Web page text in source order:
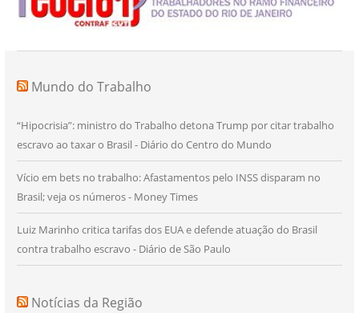
Mundo do Trabalho
“Hipocrisia”: ministro do Trabalho detona Trump por citar trabalho
escravo ao taxar o Brasil - Diário do Centro do Mundo
Vício em bets no trabalho: Afastamentos pelo INSS disparam no
Brasil; veja os números - Money Times
Luiz Marinho critica tarifas dos EUA e defende atuação do Brasil
contra trabalho escravo - Diário de São Paulo
Notícias da Região